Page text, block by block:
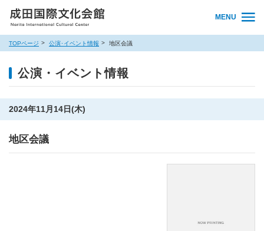
MENU
TOPページ 公演･イベント情報 地区会議
公演・イベント情報
2024年11月14日(木)
地区会議